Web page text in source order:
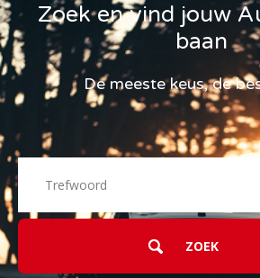
Zoek en vind jouw
baan
De meeste keus, de